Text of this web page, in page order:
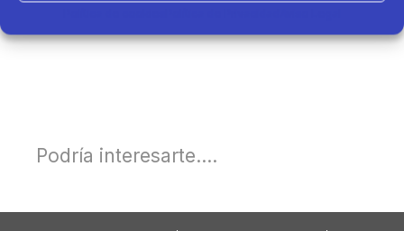
Podría interesarte....